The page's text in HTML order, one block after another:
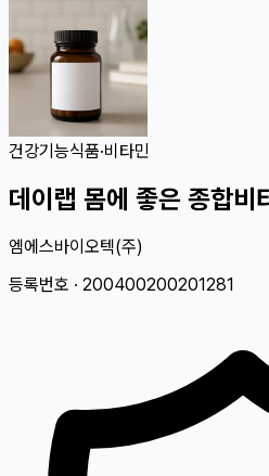
건강기능식품·비타민
데이랩 몸에 좋은 종합비
엠에스바이오텍(주)
등록번호 · 200400200201281